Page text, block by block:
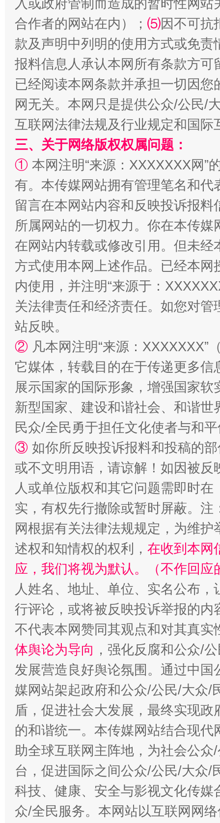
解纷+调解+退费，一次搞定
漫山遍野的桃花与雪山、麦地、白藏房 除
招工难、用工荒背后
入或政府管制而造成的暂时性网
合作者的网站在内）； ⑸因不可抗
款及声明中列明的使用方式或免责
报料信息人承认本网所有条款方
已经阅读本网条款并承担一切因
网无关。本网只是提供公众/公民/
互联网法律法规及行业规定和国
三、关于网络版权权属问题：
① 本网注明“来源：XXXXXXX网”
有。本传媒网站拥有管理笔名和
留言在本网站内容和反映投诉报
所属网站的一切权力。你在本传
在网站内转载或修改引用。但未
方式使用本网上述作品。已经本
内使用，并注明“来源于：
关法律责任和经济责任。如您对
站反映。
② 凡本网注明“来源：
它媒体，转载目的在于传递更多
展示国家的国际形象，增强国家
新型国家、建设和谐社会、和谐
民众/全民勇于担任文化使者与和
③ 如你所反映投诉报料和投稿的
或不文明用语，请谅解！如因被
人或单位版权和其它问题需即时在
实，有权先行撤除或暂时屏蔽。
网根据有关法律法规规定，为维
述权和知情权的权利， 在收到本网
应，我们将视为默认。（不作回应
人姓名、地址、单位、实名公布
行评论，或将被反映投诉举报的
不代表本网赞同其观点和对其真实
体舆论为导向 ，强化反腐和公众/
发展营造良好舆论氛围。通过中
媒网站架起政府和公众/公民/大众/
盾，促进社会大发展，最终实现
的和谐统一。本传媒网站结合现
助全球互联网主阵地，为社会公
台，促进国际之间公众/公民/大众/
科技、健康、安全与影视文化传
众/全民服务。本网站以互联网网